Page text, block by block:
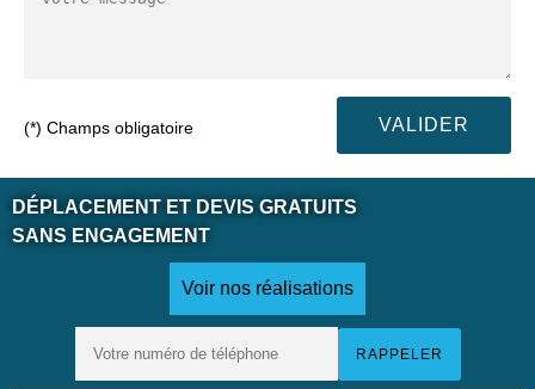
(*) Champs obligatoire
DÉPLACEMENT ET DEVIS GRATUITS
SANS ENGAGEMENT
Voir nos réalisations